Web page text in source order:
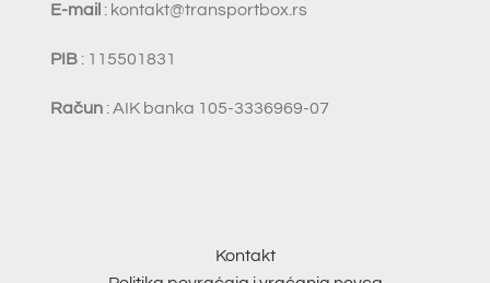
E-mail : kontakt@transportbox.rs
PIB : 115501831
Račun : AIK banka 105-3336969-07
Kontakt